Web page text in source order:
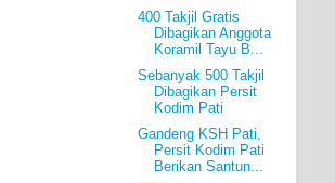
400 Takjil Gratis
Dibagikan Anggota
Koramil Tayu B...
Sebanyak 500 Takjil
Dibagikan Persit
Kodim Pati
Gandeng KSH Pati,
Persit Kodim Pati
Berikan Santun...